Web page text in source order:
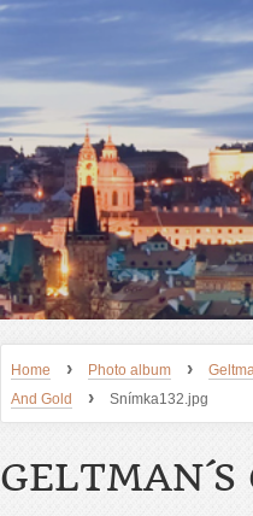
Home › Photo album ›
And Gold
› Snímka132.jpg